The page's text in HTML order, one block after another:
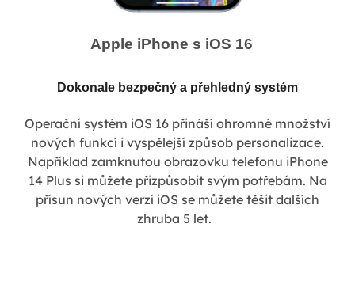
Apple iPhone s iOS 16
Dokonale bezpečný a přehledný systém
Operační systém iOS 16 přináší ohromné množství
nových funkcí i vyspělejší způsob personalizace.
Například zamknutou obrazovku telefonu iPhone
14 Plus si můžete přizpůsobit svým potřebám. Na
přísun nových verzí iOS se můžete těšit dalších
zhruba 5 let.